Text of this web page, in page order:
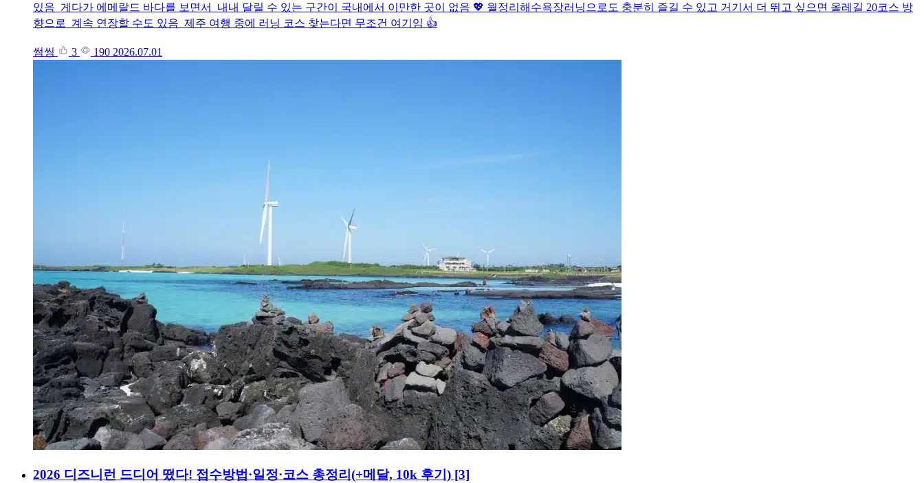
있음 게다가 에메랄드 바다를 보면서 내내 달릴 수 있는 구간이 국내에서 이만한 곳이 없음 💖 월정리해수욕장러닝으로도 충분히 즐길 수 있고 거기서 더 뛰고 싶으면 올레길 20코스 방
향으로 계속 연장할 수도 있음 제주 여행 중에 러닝 코스 찾는다면 무조건 여기임 👍
썸씽 3 190 2026.07.01
2026 디즈니런 드디어 떴다! 접수방법·일정·코스 총정리(+메달, 10k 후기) [3]